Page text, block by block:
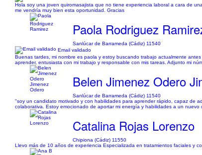
Hola soy una joven quiromasajista que no tiene experiencia laboral a cara de
me vendría muy bien esta oportunidad. Gracias
Paola Rodriguez
Sanlúcar de Barrameda (Cádiz) 11540
Email validado
Buenas tardes, mi nombre es paola y estoy buscando trabajo actualmente
aprender, entusiasta con mi trabajo y responsable con mis tareas. Adjunto mi
Belen Jimenez Odero
Sanlúcar de Barrameda (Cádiz) 11540
"soy un candidato motivado y con habilidades para aprender rápido, capaz de
colaborativa. Estoy emocionado de aportar mi energía y habilidades a un nuevo
Catalina Rojas Lorenzo
Chipiona (Cádiz) 11550
Llevo más de 10 años de experiencia Especializada en tratamientos faciales y